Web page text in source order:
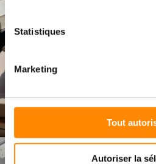
Statistiques
Marketing
Tout
Autoriser la